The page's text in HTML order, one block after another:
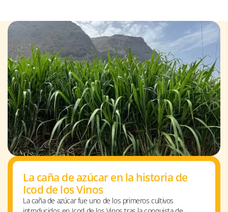
La caña de azúcar en la historia de
Icod de los Vinos
La caña de azúcar fue uno de los primeros cultivos